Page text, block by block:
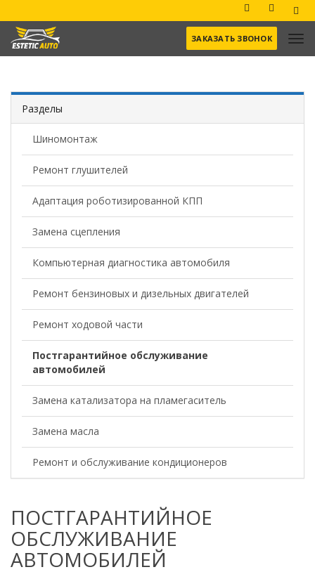
ЗАКАЗАТЬ ЗВОНОК
Разделы
Шиномонтаж
Ремонт глушителей
Адаптация роботизированной КПП
Замена сцепления
Компьютерная диагностика автомобиля
Ремонт бензиновых и дизельных двигателей
Ремонт ходовой части
Постгарантийное обслуживание
автомобилей
Замена катализатора на пламегаситель
Замена масла
Ремонт и обслуживание кондиционеров
ПОСТГАРАНТИЙНОЕ
ОБСЛУЖИВАНИЕ
АВТОМОБИЛЕЙ